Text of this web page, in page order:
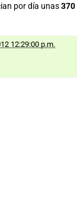
por día unas370
12:29:00 p.m.